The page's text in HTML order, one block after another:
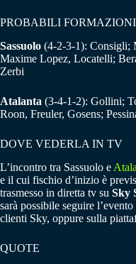
PROBABILI FORMAZIONI
Sassuolo (4-2-3-1): Consigli;
Maxime Lopez, Locatelli;
Zerbi
Atalanta (3-4-1-2): Gollini;
Roon, Freuler, Gosens;
DOVE VEDERLA IN TV
L’incontro tra Sassuolo e
e il cui fischio d’inizio è
trasmesso in diretta tv su Sky
sarà possibile seguire
clienti Sky, oppure sulla
QUOTE